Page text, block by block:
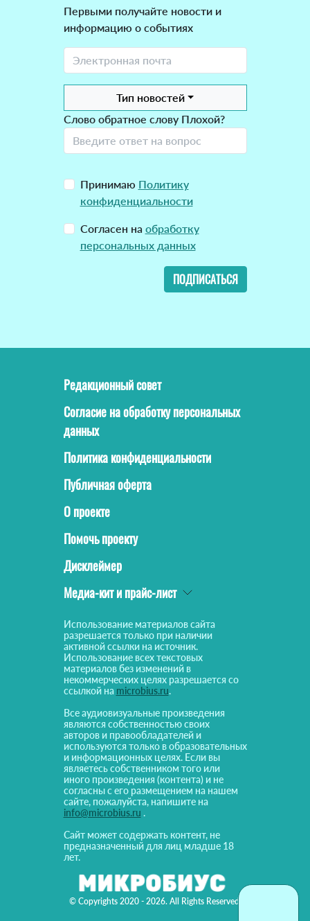
Первыми получайте новости и
информацию о событиях
Тип новостей
Слово обратное слову Плохой?
Принимаю Политику
конфиденциальности
Согласен на обработку
персональных данных
ПОДПИСАТЬСЯ
© Copyrights 2020 - 2026. All Rights Reserved!
Редакционный совет
Согласие на обработку персональных
данных
Политика конфиденциальности
Публичная оферта
О проекте
Помочь проекту
Дисклеймер
Медиа-кит и прайс-лист
Использование материалов сайта
разрешается только при наличии
активной ссылки на источник.
Использование всех текстовых
материалов без изменений в
некоммерческих целях разрешается со
ссылкой на microbius.ru.
Все аудиовизуальные произведения
являются собственностью своих
авторов и правообладателей и
используются только в образовательных
и информационных целях. Если вы
являетесь собственником того или
иного произведения (контента) и не
согласны с его размещением на нашем
сайте, пожалуйста, напишите на
info@microbius.ru .
Сайт может содержать контент, не
предназначенный для лиц младше 18
лет.